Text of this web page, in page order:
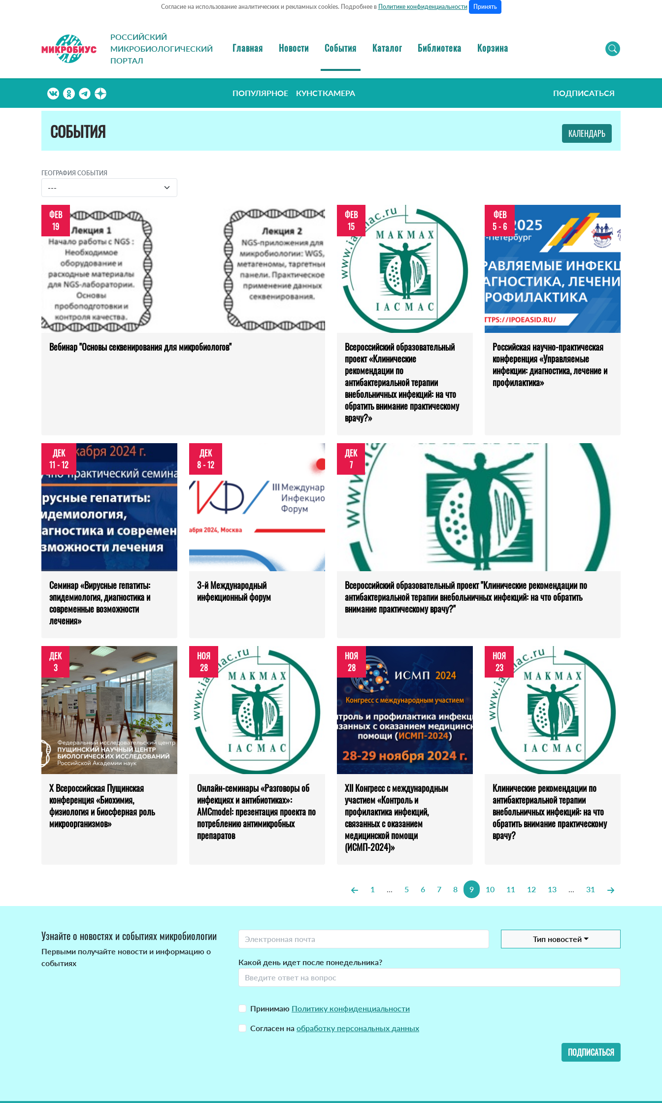
Согласие на использование аналитических и рекламных cookies. Подробнее в Политике конфиденциальности Принять
РОССИЙСКИЙ
МИКРОБИОЛОГИЧЕСКИЙ
ПОРТАЛ
Главная Новости События Каталог Библиотека Корзина
ПОПУЛЯРНОЕ КУНСТКАМЕРА ПОДПИСАТЬСЯ
СОБЫТИЯ КАЛЕНДАРЬ
ГЕОГРАФИЯ СОБЫТИЯ
ФЕВ
19
Вебинар "Основы секвенирования для микробиологов"
ФЕВ
15
Всероссийский образовательный
проект «Клинические
рекомендации по
антибактериальной терапии
внебольничных инфекций: на что
обратить внимание практическому
врачу?»
ФЕВ
5 - 6
Российская научно-практическая
конференция «Управляемые
инфекции: диагностика, лечение и
профилактика»
ДЕК
11 - 12
Семинар «Вирусные гепатиты:
эпидемиология, диагностика и
современные возможности
лечения»
ДЕК
8 - 12
3-й Международный
инфекционный форум
ДЕК
7
Всероссийский образовательный проект "Клинические рекомендации по
антибактериальной терапии внебольничных инфекций: на что обратить
внимание практическому врачу?"
ДЕК
3
X Всероссийская Пущинская
конференция «Биохимия,
физиология и биосферная роль
микроорганизмов»
НОЯ
28
Онлайн-семинары «Разговоры об
инфекциях и антибиотиках»:
AMCmodel: презентация проекта по
потреблению антимикробных
препаратов
НОЯ
28
XII Конгресс с международным
участием «Контроль и
профилактика инфекций,
связанных с оказанием
медицинской помощи
(ИСМП-2024)»
НОЯ
23
Клинические рекомендации по
антибактериальной терапии
внебольничных инфекций: на что
обратить внимание практическому
врачу?
1 ... 5 6 7 8 9 10 11 12 13 ... 31
Узнайте о новостях и событиях микробиологии
Первыми получайте новости и информацию о
событиях
Тип новостей
Какой день идет после понедельника?
Принимаю Политику конфиденциальности
Согласен на обработку персональных данных
ПОДПИСАТЬСЯ